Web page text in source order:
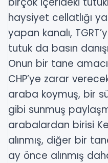
haysiyet cellatlığı
yapan kanalı,
tutuk da basın
Onun bir tane
CHP’ye zarar
araba koymuş, bir
gibi sunmuş
arabalardan birisi
alınmış, diğer bir
ay önce alınmış